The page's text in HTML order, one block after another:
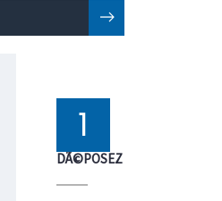
1
DÃ©POSEZ